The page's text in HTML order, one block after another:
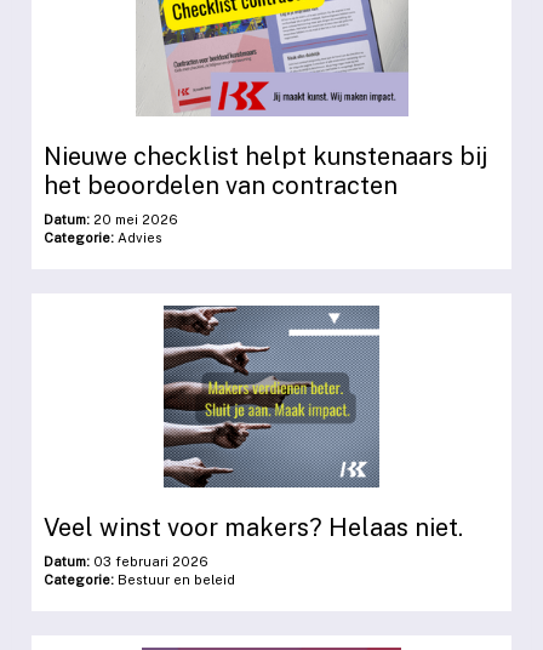
Nieuwe checklist helpt kunstenaars bij
het beoordelen van contracten
Datum: 20 mei 2026
Categorie: Advies
Veel winst voor makers? Helaas niet.
Datum: 03 februari 2026
Categorie: Bestuur en beleid